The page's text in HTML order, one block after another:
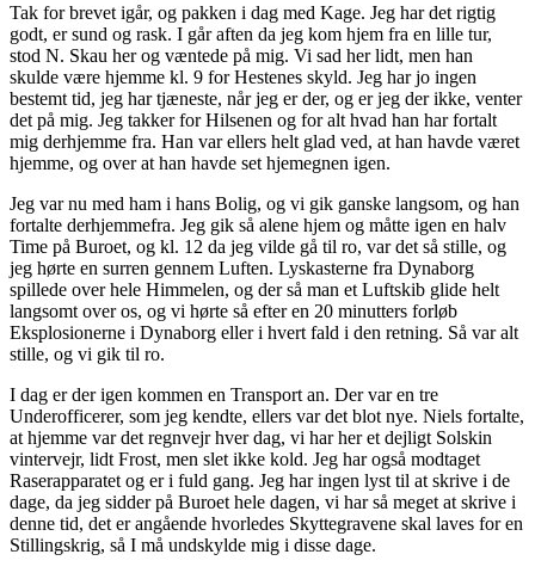
Tak for brevet igår, og pakken i dag med Kage. Jeg har det rigtig
godt, er sund og rask. I går aften da jeg kom hjem fra en lille tur,
stod N. Skau her og væntede på mig. Vi sad her lidt, men han
skulde være hjemme kl. 9 for Hestenes skyld. Jeg har jo ingen
bestemt tid, jeg har tjæneste, når jeg er der, og er jeg der ikke, venter
det på mig. Jeg takker for Hilsenen og for alt hvad han har fortalt
mig derhjemme fra. Han var ellers helt glad ved, at han havde været
hjemme, og over at han havde set hjemegnen igen.
Jeg var nu med ham i hans Bolig, og vi gik ganske langsom, og han
fortalte derhjemmefra. Jeg gik så alene hjem og måtte igen en halv
Time på Buroet, og kl. 12 da jeg vilde gå til ro, var det så stille, og
jeg hørte en surren gennem Luften. Lyskasterne fra Dynaborg
spillede over hele Himmelen, og der så man et Luftskib glide helt
langsomt over os, og vi hørte så efter en 20 minutters forløb
Eksplosionerne i Dynaborg eller i hvert fald i den retning. Så var alt
stille, og vi gik til ro.
I dag er der igen kommen en Transport an. Der var en tre
Underofficerer, som jeg kendte, ellers var det blot nye. Niels fortalte,
at hjemme var det regnvejr hver dag, vi har her et dejligt Solskin
vintervejr, lidt Frost, men slet ikke kold. Jeg har også modtaget
Raserapparatet og er i fuld gang. Jeg har ingen lyst til at skrive i de
dage, da jeg sidder på Buroet hele dagen, vi har så meget at skrive i
denne tid, det er angående hvorledes Skyttegravene skal laves for en
Stillingskrig, så I må undskylde mig i disse dage.